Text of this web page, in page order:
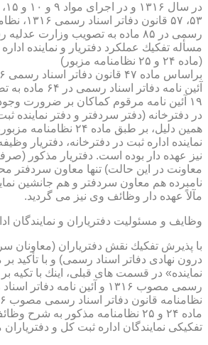
۵۳، ۵۷
رسمی در ۸۵ ماده به تصویب وزارت
مسأله تفكیك عملكرد دفتریار و نماینده
(ماده ۲۴ و ۲۵ نظامنامه مزبور)
آئین نامه دفاتر
۱۹ آئین نامه مرقوم كماكان بر ضرورت
در دفترخانه (دفتر سردفتر و دفتر نماینده
همین دلیل، بر طبق ماده
نماینده اداره ثبت در دفترخانه، دفتریار وظیفه
نیز عهده دار بوده است. دفتریار مذكور
معاونت در این حالت) تنها معاون سردفتر
نامبرده هم معاون سردفتر و هم جانشین
مآلاً عهده دار وظائف وی نیز می گردید.
وظایف و مسئولیت دفتریاران و نمایندگان
با پذیرش تفكیك نقش دفتریاران (معاونان
درون نهادی دفاتر اسناد رسمی) و با تأكید
نماینده» در قسمت های قبلی، اینك با تكیه بر
ماده ۲۴ و ۲۵ نظامنامه مذكور به
تفكیكی نمایندگان اداره ثبت كل و